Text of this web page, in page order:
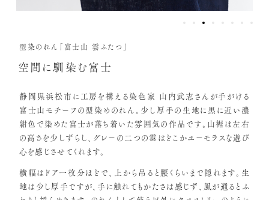
型染のれん「富士山 雲ふたつ」
空間に馴染む富士
静岡県浜松市に工房を構える染色家 山内武志さんが手がける
富士山モチーフの型染めのれん。少し厚手の生地に黒に近い濃
紺色で染めた富士が落ち着いた雰囲気の作品です。山裾は左右
の高さを少しずらし、グレーの二つの雲はどこかユーモラスな遊び
心を感じさせてくれます。
横幅はドア一枚分ほどで、上から吊ると腰くらいまで隠れます。生
地は少し厚手ですが、手に触れてもかたさは感じず、風が通るとふ